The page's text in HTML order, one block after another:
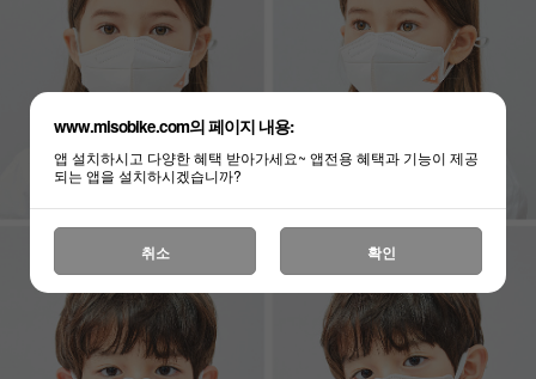
www.misobike.com의 페이지 내용:
앱 설치하시고 다양한 혜택 받아가세요~ 앱전용 혜택과 기능이 제공
되는 앱을 설치하시겠습니까?
취소 확인